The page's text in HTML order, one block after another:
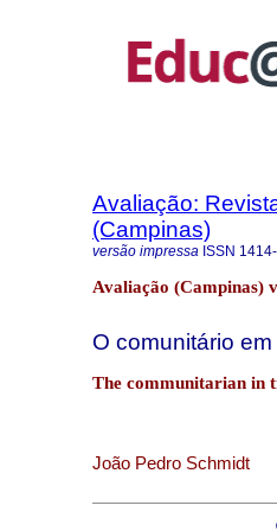
Avaliação:
(Campinas)
versão impressa ISSN
Avaliação (Campinas)
O comunitário
The communitarian in
João Pedro Schmidt